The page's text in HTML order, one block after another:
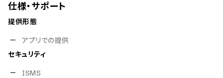
仕様・サポート
提供形態
アプリでの提供
セキュリティ
ISMS